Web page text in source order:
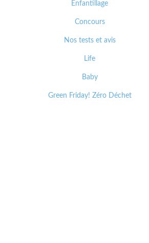
Enfantillage
Concours
Nos tests et avis
Life
Baby
Green Friday! Zéro Déchet